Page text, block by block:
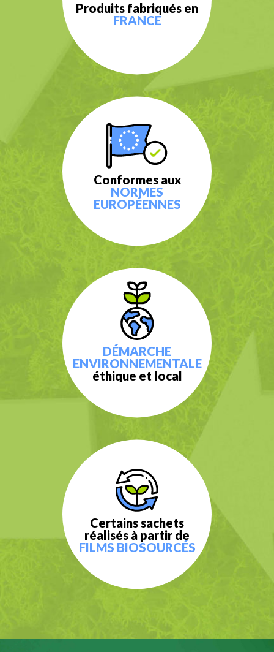
Produits fabriqués en
FRANCE
Conformes aux
NORMES
EUROPÉENNES
DÉMARCHE
ENVIRONNEMENTALE
éthique et local
Certains sachets
réalisés à partir de
FILMS BIOSOURCÉS